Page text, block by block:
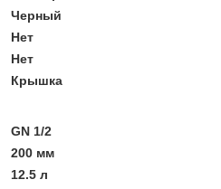
Черный
Нет
Нет
Крышка
GN 1/2
200 мм
12.5 л